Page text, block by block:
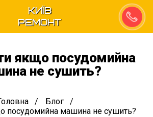
Київ
Ремонт
якщо посудомийна
не сушить?
Блог
посудомийна машина не сушить?